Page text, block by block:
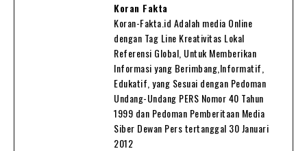
Koran Fakta
Koran-Fakta.id Adalah media Online
dengan Tag Line Kreativitas Lokal
Referensi Global, Untuk Memberikan
Informasi yang Berimbang,Informatif,
Edukatif, yang Sesuai dengan Pedoman
Undang-Undang PERS Nomor 40 Tahun
1999 dan Pedoman Pemberitaan Media
Siber Dewan Pers tertanggal 30 Januari
2012